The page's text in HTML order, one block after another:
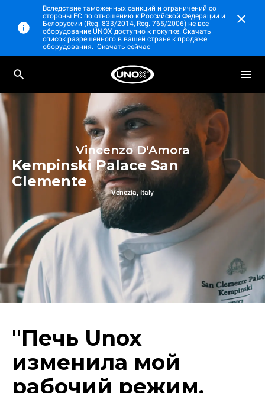
Вследствие таможенных санкций и ограничений со
стороны ЕС по отношению к Российской Федерации и
Белоруссии (Reg. 833/2014, Reg. 765/2006) не все
оборудование UNOX доступно к покупке. Скачать
список разрешенного в вашей стране к продаже
оборудования. Скачать сейчас
Vincenzo D'Amora
Kempinski Palace San
Clemente
Venezia, Italy
"Печь Unox
изменила мой
рабочий режим,